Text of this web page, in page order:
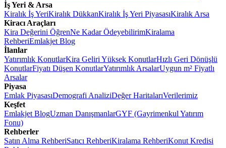
İş Yeri & Arsa
Kiralık İş YeriKiralık DükkanKiralık İş Yeri PiyasasıKiralık Arsa
Kiracı Araçları
Kira Değerini ÖğrenNe Kadar ÖdeyebilirimKiralama
RehberiEmlakjet Blog
İlanlar
Yatırımlık KonutlarKira Geliri Yüksek KonutlarHızlı Geri Dönüşlü
KonutlarFiyatı Düşen KonutlarYatırımlık ArsalarUygun m² Fiyatlı
Arsalar
Piyasa
Emlak PiyasasıDemografi AnaliziDeğer HaritalarıVerilerimiz
Keşfet
Emlakjet BlogUzman DanışmanlarGYF (Gayrimenkul Yatırım
Fonu)
Rehberler
Satın Alma RehberiSatıcı RehberiKiralama RehberiKonut Kredisi